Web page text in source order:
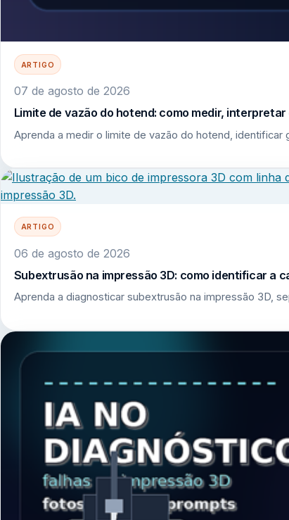
ARTIGO
07 de agosto de 2026
Limite de vazão do hotend: como medir,
Aprenda a medir o limite de vazão do hotend,
ARTIGO
06 de agosto de 2026
Subextrusão na impressão 3D: como identificar a
Aprenda a diagnosticar subextrusão na impressão 3D,